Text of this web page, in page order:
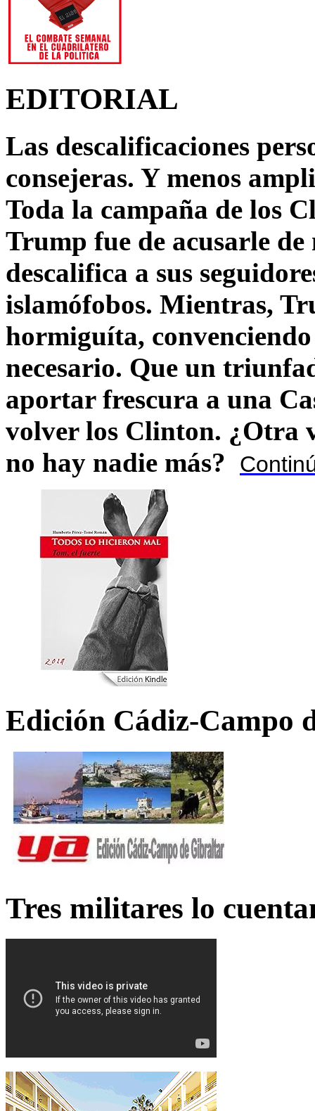
EDITORIAL
Las descalificaciones
consejeras. Y menos
Toda la campaña de los
Trump fue de acusarle
descalifica a sus
islamófobos. Mientras,
hormiguíta,
necesario. Que un
aportar frescura a una
volver los Clinton. ¿Otra
no hay nadie más?
Edición Cádiz-Campo
Tres militares lo